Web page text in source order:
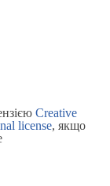
Creative
license, якщо